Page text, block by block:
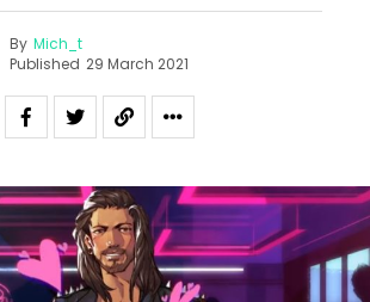
By Mich_t
Published 29 March 2021
Flipboard
Pinterest
Email